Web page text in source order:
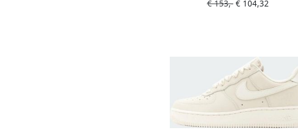
Schoenmaat 44 1 2 Sneakers
€ 153,-€ 104,32